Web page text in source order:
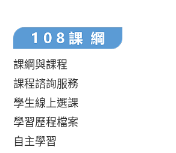
課綱與課程
課程諮詢服務
學生線上選課
學習歷程檔案
自主學習